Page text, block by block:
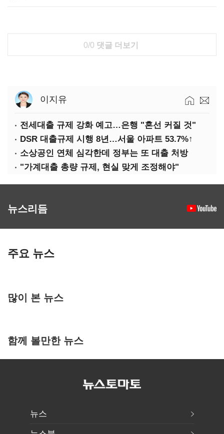
0/0 댓글 더보기
이지유
전세대출 규제 강화 예고…은행 "혼선 커질 것"
DSR 대출규제 시행 8년…서울 아파트 53.7%↑
소상공인 연체 심각한데 정부는 또 대출 처방
"가계대출 총량 규제, 현실 맞게 조정해야"
뉴스리듬
주요 뉴스
많이 본 뉴스
함께 볼만한 뉴스
뉴스